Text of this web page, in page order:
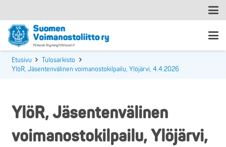
Etusivu
Tulosarkisto
YlöR, Jäsentenvälinen voimanostokilpailu, Ylöjärvi, 4.4.2026
YlöR, Jäsentenvälinen
voimanostokilpailu, Ylöjärvi,